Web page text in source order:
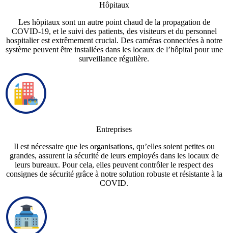
Hôpitaux
Les hôpitaux sont un autre point chaud de la propagation de
COVID-19, et le suivi des patients, des visiteurs et du personnel
hospitalier est extrêmement crucial. Des caméras connectées à notre
système peuvent être installées dans les locaux de l’hôpital pour une
surveillance régulière.
Entreprises
Il est nécessaire que les organisations, qu’elles soient petites ou
grandes, assurent la sécurité de leurs employés dans les locaux de
leurs bureaux. Pour cela, elles peuvent contrôler le respect des
consignes de sécurité grâce à notre solution robuste et résistante à la
COVID.